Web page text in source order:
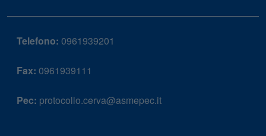
Telefono: 0961939201
Fax: 0961939111
Pec: protocollo.cerva@asmepec.it